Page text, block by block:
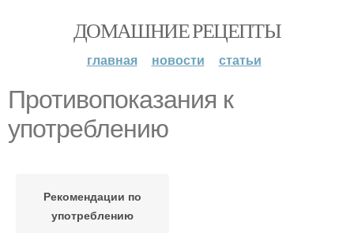
ДОМАШНИЕ РЕЦЕПТЫ
главная новости статьи
Противопоказания к
употреблению
Рекомендации по
употреблению